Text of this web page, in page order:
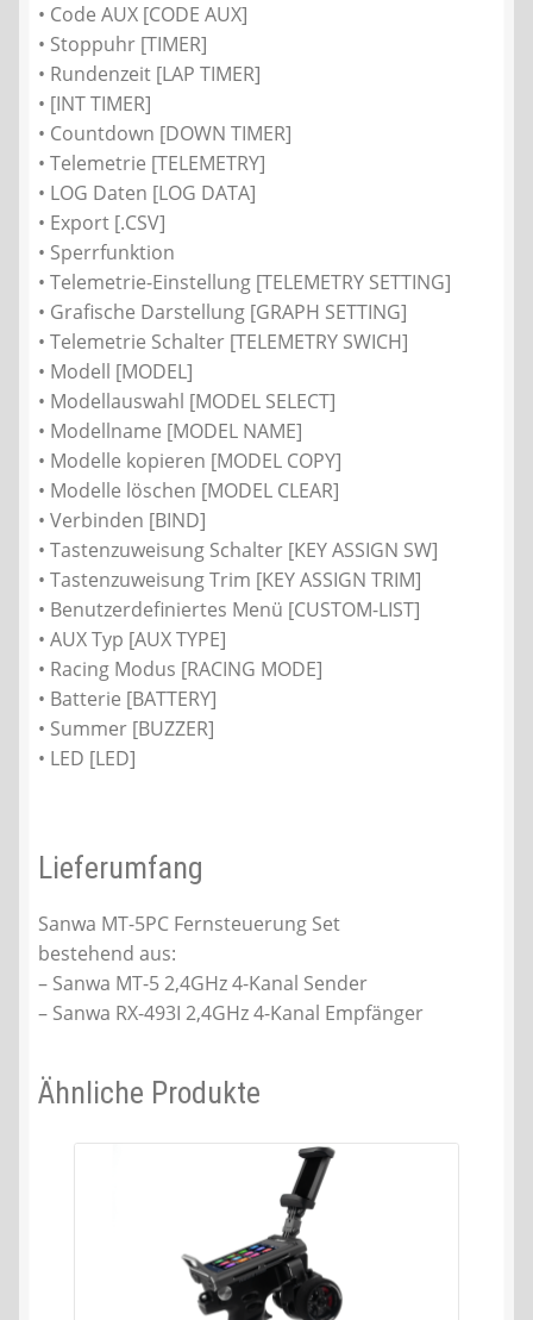
• Code AUX [CODE AUX]
• Stoppuhr [TIMER]
• Rundenzeit [LAP TIMER]
• [INT TIMER]
• Countdown [DOWN TIMER]
• Telemetrie [TELEMETRY]
• LOG Daten [LOG DATA]
• Export [.CSV]
• Sperrfunktion
• Telemetrie-Einstellung [TELEMETRY SETTING]
• Grafische Darstellung [GRAPH SETTING]
• Telemetrie Schalter [TELEMETRY SWICH]
• Modell [MODEL]
• Modellauswahl [MODEL SELECT]
• Modellname [MODEL NAME]
• Modelle kopieren [MODEL COPY]
• Modelle löschen [MODEL CLEAR]
• Verbinden [BIND]
• Tastenzuweisung Schalter [KEY ASSIGN SW]
• Tastenzuweisung Trim [KEY ASSIGN TRIM]
• Benutzerdefiniertes Menü [CUSTOM-LIST]
• AUX Typ [AUX TYPE]
• Racing Modus [RACING MODE]
• Batterie [BATTERY]
• Summer [BUZZER]
• LED [LED]
Lieferumfang
Sanwa MT-5PC Fernsteuerung Set
bestehend aus:
– Sanwa MT-5 2,4GHz 4-Kanal Sender
– Sanwa RX-493I 2,4GHz 4-Kanal Empfänger
Ähnliche Produkte